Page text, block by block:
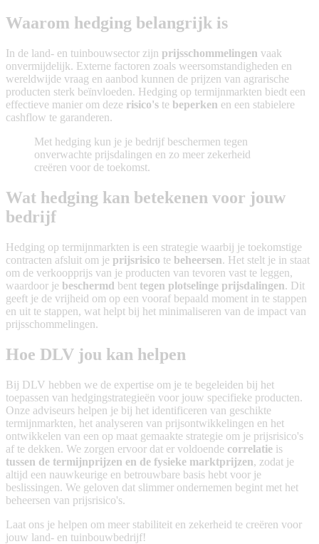
​​Waarom hedging belangrijk is​
​​In de land- en tuinbouwsector zijn prijsschommelingen vaak
onvermijdelijk. Externe factoren zoals weersomstandigheden en
wereldwijde vraag en aanbod kunnen de prijzen van agrarische
producten sterk beïnvloeden. Hedging op termijnmarkten biedt een
effectieve manier om deze risico's te beperken en een stabielere
cashflow te garanderen.
Met hedging kun je je bedrijf beschermen tegen
onverwachte prijsdalingen en zo meer zekerheid
creëren voor de toekomst.​
​​Wat hedging kan betekenen voor jouw
bedrijf​
​​Hedging op termijnmarkten is een strategie waarbij je toekomstige
contracten afsluit om je prijsrisico te beheersen. Het stelt je in staat
om de verkoopprijs van je producten van tevoren vast te leggen,
waardoor je beschermd bent tegen plotselinge prijsdalingen. Dit
geeft je de vrijheid om op een vooraf bepaald moment in te stappen
en uit te stappen, wat helpt bij het minimaliseren van de impact van
prijsschommelingen.​
​​Hoe DLV jou kan helpen​
​​Bij DLV hebben we de expertise om je te begeleiden bij het
toepassen van hedgingstrategieën voor jouw specifieke producten.
Onze adviseurs helpen je bij het identificeren van geschikte
termijnmarkten, het analyseren van prijsontwikkelingen en het
ontwikkelen van een op maat gemaakte strategie om je prijsrisico's
af te dekken. We zorgen ervoor dat er voldoende correlatie is
tussen de termijnprijzen en de fysieke marktprijzen, zodat je
altijd een nauwkeurige en betrouwbare basis hebt voor je
beslissingen. We geloven dat slimmer ondernemen begint met het
beheersen van prijsrisico's.
Laat ons je helpen om meer stabiliteit en zekerheid te creëren voor
jouw land- en tuinbouwbedrijf!